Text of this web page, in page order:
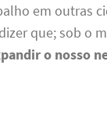
em outras
que; sob o
o nosso